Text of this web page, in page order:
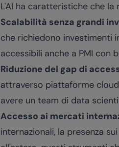
L'AI ha caratteristiche che
Scalabilità senza grandi
che richiedono investimenti
accessibili anche a PMI con
Riduzione del gap di
attraverso piattaforme
avere un team di data
Accesso ai mercati
internazionali, la presenza